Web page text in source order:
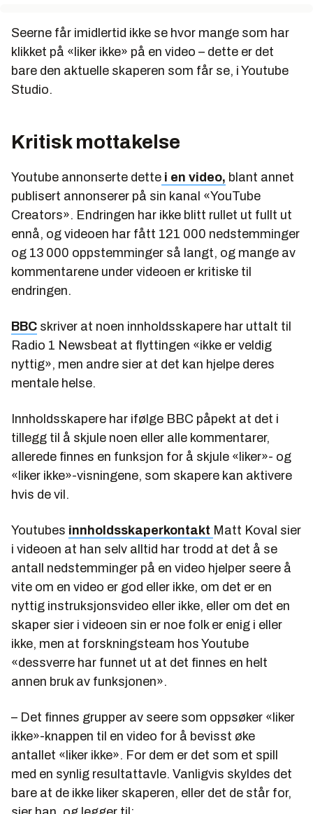
Seerne får imidlertid ikke se hvor mange som har
klikket på «liker ikke» på en video – dette er det
bare den aktuelle skaperen som får se, i Youtube
Studio.
Kritisk mottakelse
Youtube annonserte dette i en video, blant annet
publisert annonserer på sin kanal «YouTube
Creators». Endringen har ikke blitt rullet ut fullt ut
ennå, og videoen har fått 121 000 nedstemminger
og 13 000 oppstemminger så langt, og mange av
kommentarene under videoen er kritiske til
endringen.
BBC skriver at noen innholdsskapere har uttalt til
Radio 1 Newsbeat at flyttingen «ikke er veldig
nyttig», men andre sier at det kan hjelpe deres
mentale helse.
Innholdsskapere har ifølge BBC påpekt at det i
tillegg til å skjule noen eller alle kommentarer,
allerede finnes en funksjon for å skjule «liker»- og
«liker ikke»-visningene, som skapere kan aktivere
hvis de vil.
Youtubes innholdsskaperkontakt Matt Koval sier
i videoen at han selv alltid har trodd at det å se
antall nedstemminger på en video hjelper seere å
vite om en video er god eller ikke, om det er en
nyttig instruksjonsvideo eller ikke, eller om det en
skaper sier i videoen sin er noe folk er enig i eller
ikke, men at forskningsteam hos Youtube
«dessverre har funnet ut at det finnes en helt
annen bruk av funksjonen».
– Det finnes grupper av seere som oppsøker «liker
ikke»-knappen til en video for å bevisst øke
antallet «liker ikke». For dem er det som et spill
med en synlig resultattavle. Vanligvis skyldes det
bare at de ikke liker skaperen, eller det de står for,